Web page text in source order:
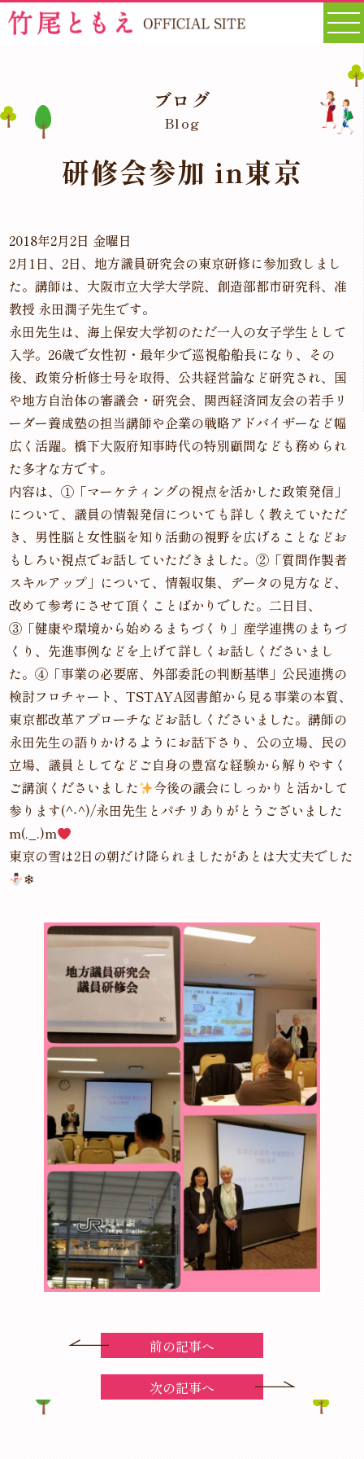
ブログ
Blog
研修会参加 in東京
2018年2月2日 金曜日
2月1日、2日、地方議員研究会の東京研修に参加致しまし
た。講師は、大阪市立大学大学院、創造部都市研究科、准
教授 永田潤子先生です。
永田先生は、海上保安大学初のただ一人の女子学生として
入学。26歳で女性初・最年少で巡視船船長になり、その
後、政策分析修士号を取得、公共経営論など研究され、国
や地方自治体の審議会・研究会、関西経済同友会の若手リ
ーダー養成塾の担当講師や企業の戦略アドバイザーなど幅
広く活躍。橋下大阪府知事時代の特別顧問なども務められ
た多才な方です。
内容は、①「マーケティングの視点を活かした政策発信」
について、議員の情報発信についても詳しく教えていただ
き、男性脳と女性脳を知り活動の視野を広げることなどお
もしろい視点でお話していただきました。②「質問作製者
スキルアップ」について、情報収集、データの見方など、
改めて参考にさせて頂くことばかりでした。二日目、
③「健康や環境から始めるまちづくり」産学連携のまちづ
くり、先進事例などを上げて詳しくお話しくださいまし
た。④「事業の必要席、外部委託の判断基準」公民連携の
検討フロチャート、TSTAYA図書館から見る事業の本質、
東京都改革アプローチなどお話しくださいました。講師の
永田先生の語りかけるようにお話下さり、公の立場、民の
立場、議員としてなどご自身の豊富な経験から解りやすく
ご講演くださいました
今後の議会にしっかりと活かして
参ります(^-^)/永田先生とパチリありがとうございました
m(._.)m
東京の雪は2日の朝だけ降られましたがあとは大丈夫でした
❄
前の記事へ
次の記事へ